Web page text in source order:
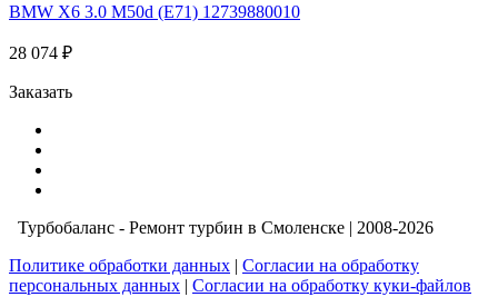
BMW X6 3.0 M50d (E71) 12739880010
28 074 ₽
Заказать
Турбобаланс - Ремонт турбин в Смоленске | 2008-2026
Политике обработки данных | Согласии на обработку
персональных данных | Согласии на обработку куки-файлов